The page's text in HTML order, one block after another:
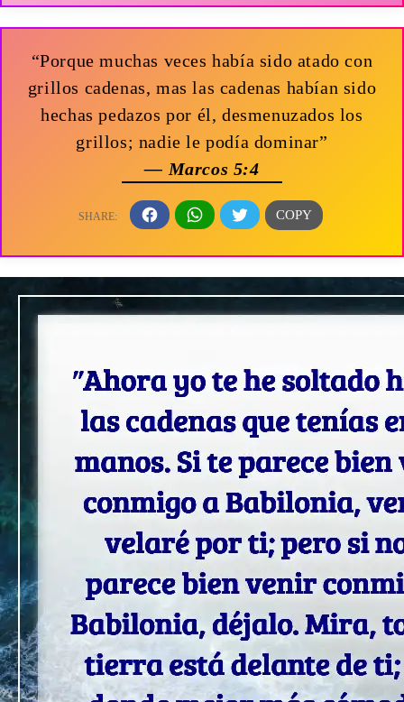
“Porque muchas veces había sido atado con
grillos cadenas, mas las cadenas habían sido
hechas pedazos por él, desmenuzados los
grillos; nadie le podía dominar”
— Marcos 5:4